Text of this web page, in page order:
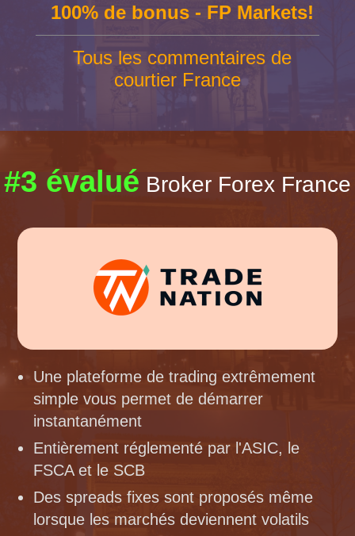
100% de bonus - FP Markets!
Tous les commentaires de
courtier France
#3 évalué Broker Forex France
Une plateforme de trading extrêmement
simple vous permet de démarrer
instantanément
Entièrement réglementé par l'ASIC, le
FSCA et le SCB
Des spreads fixes sont proposés même
lorsque les marchés deviennent volatils